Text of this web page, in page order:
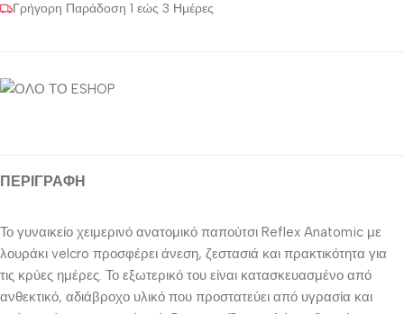
Γρήγορη Παράδοση 1 εώς 3 Ημέρες
ΠΕΡΙΓΡΑΦΉ
Το γυναικείο χειμερινό ανατομικό παπούτσι Reflex Anatomic με
λουράκι velcro προσφέρει άνεση, ζεστασιά και πρακτικότητα για
τις κρύες ημέρες. Το εξωτερικό του είναι κατασκευασμένο από
ανθεκτικό, αδιάβροχο υλικό που προστατεύει από υγρασία και